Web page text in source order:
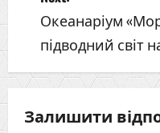
o
s
t
n
Океанаріум
підводний світ
Залишити